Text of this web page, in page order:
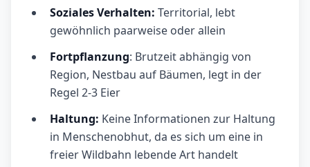
Soziales Verhalten: Territorial, lebt
gewöhnlich paarweise oder allein
Fortpflanzung: Brutzeit abhängig von
Region, Nestbau auf Bäumen, legt in der
Regel 2-3 Eier
Haltung: Keine Informationen zur Haltung
in Menschenobhut, da es sich um eine in
freier Wildbahn lebende Art handelt